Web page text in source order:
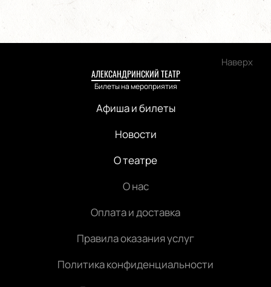
Наверх
АЛЕКСАНДРИНСКИЙ ТЕАТР
Билеты на мероприятия
Афиша и билеты
Новости
О театре
О нас
Оплата и доставка
Правила оказания услуг
Политика конфиденциальности